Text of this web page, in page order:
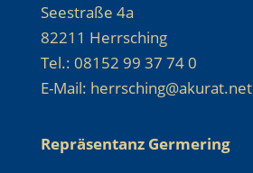
Seestraße 4a
82211 Herrsching
Tel.: 08152 99 37 74 0
E-Mail: herrsching@akurat.net
Repräsentanz Germering